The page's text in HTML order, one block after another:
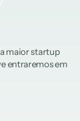
maior startup
entraremos em